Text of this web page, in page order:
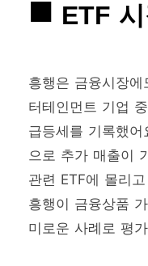
ETF
흥행은 금융시장
터테인먼트 기업
급등세를 기록했
으로 추가 매출이
관련 ETF에 몰리
흥행이 금융상품
미로운 사례로 평